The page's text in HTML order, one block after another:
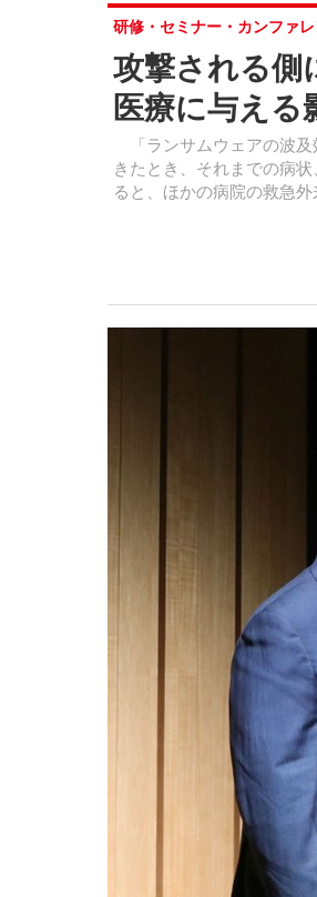
攻撃される側
医療に与える
「ランサムウェアの波及
きたとき、それまでの病
ると、ほかの病院の救急
研修・セミナー・カンファ